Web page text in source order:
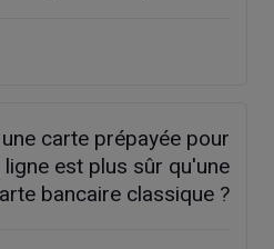
carte prépayée pour
est plus sûr qu'une
bancaire classique ?